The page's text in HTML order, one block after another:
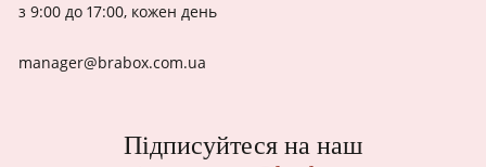
з 9:00 до 17:00, кожен день
manager@brabox.com.ua
Підписуйтеся на наш